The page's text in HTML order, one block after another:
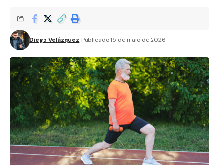
Diego Velázquez Publicado 15 de maio de 2026